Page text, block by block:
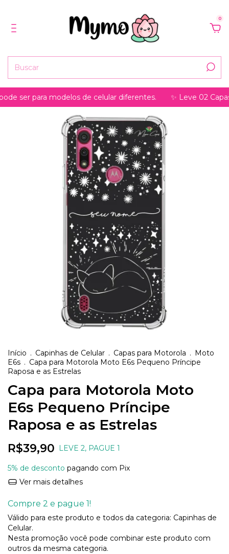
0
para modelos de celular diferentes. ✨ Leve 02 Capas,
Início . Capinhas de Celular . Capas para Motorola . Moto
E6s . Capa para Motorola Moto E6s Pequeno Príncipe
Raposa e as Estrelas
Capa para Motorola Moto
E6s Pequeno Príncipe
Raposa e as Estrelas
R$39,90 LEVE 2, PAGUE 1
5% de desconto pagando com Pix
Ver mais detalhes
Compre 2 e pague 1!
Válido para este produto e todos da categoria: Capinhas de
Celular.
Nesta promoção você pode combinar este produto com
outros da mesma categoria.